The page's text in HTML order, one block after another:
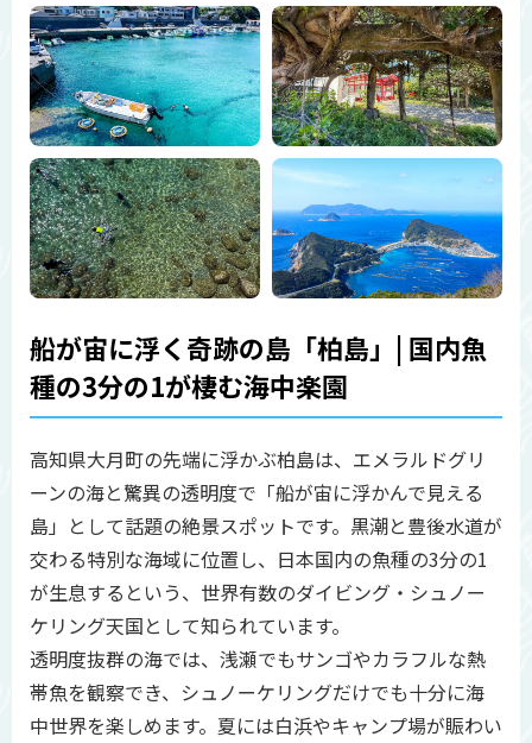
船が宙に浮く奇跡の島「柏島」| 国内魚
種の3分の1が棲む海中楽園
高知県大月町の先端に浮かぶ柏島は、エメラルドグリ
ーンの海と驚異の透明度で「船が宙に浮かんで見える
島」として話題の絶景スポットです。黒潮と豊後水道が
交わる特別な海域に位置し、日本国内の魚種の3分の1
が生息するという、世界有数のダイビング・シュノー
ケリング天国として知られています。
透明度抜群の海では、浅瀬でもサンゴやカラフルな熱
帯魚を観察でき、シュノーケリングだけでも十分に海
中世界を楽しめます。夏には白浜やキャンプ場が賑わい